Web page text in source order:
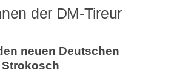
der DM-Tireur
neuen Deutschen
Strokosch